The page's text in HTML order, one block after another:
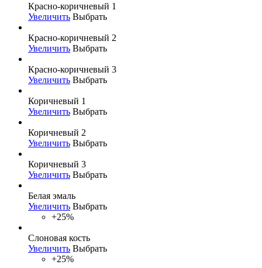
Красно-коричневый 1
Увеличить Выбрать
Красно-коричневый 2
Увеличить Выбрать
Красно-коричневый 3
Увеличить Выбрать
Коричневый 1
Увеличить Выбрать
Коричневый 2
Увеличить Выбрать
Коричневый 3
Увеличить Выбрать
Белая эмаль
Увеличить Выбрать
+25%
Слоновая кость
Увеличить Выбрать
+25%